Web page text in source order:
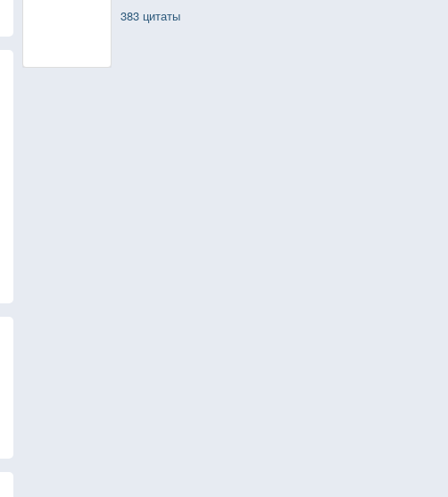
383 цитаты